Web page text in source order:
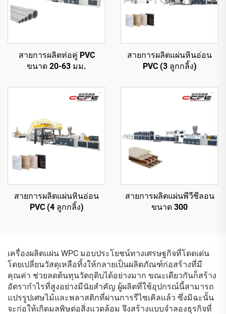
สายการผลิตท่อคู่ PVC
ขนาด 20-63 มม.
สายการผลิตแผ่นหินอ่อน
PVC (3 ลูกกลิ้ง)
สายการผลิตแผ่นหินอ่อน
PVC (4 ลูกกลิ้ง)
สายการผลิตแผ่นพีวีซีลอน
ขนาด 300
เครื่องผลิตแผ่น WPC มอบประโยชน์ทางเศรษฐกิจที่โดดเด่น
โดยเปลี่ยนวัสดุเหลือทิ้งให้กลายเป็นผลิตภัณฑ์ก่อสร้างที่มี
คุณค่า ช่วยลดต้นทุนวัตถุดิบได้อย่างมาก ขณะเดียวกันก็สร้าง
อัตรากำไรที่สูงอย่างมีนัยสำคัญ ผู้ผลิตที่ใช้อุปกรณ์นี้สามารถ
แปรรูปเศษไม้และพลาสติกที่ผ่านการรีไซเคิลแล้ว ซึ่งมิฉะนั้น
จะก่อให้เกิดมลพิษต่อสิ่งแวดล้อม จึงสร้างแบบจำลองธุรกิจที่